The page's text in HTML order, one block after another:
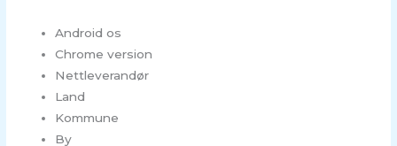
Android os
Chrome version
Nettleverandør
Land
Kommune
By